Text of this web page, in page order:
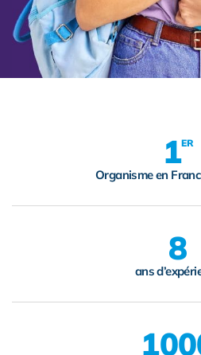
Organisme en
1ER
ans
8